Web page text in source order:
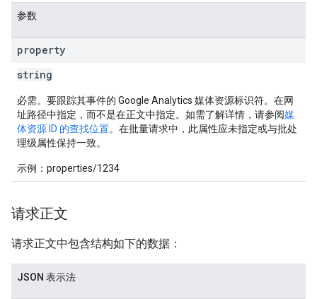
参数
property
string
必需。要跟踪其事件的 Google Analytics 媒体资源标识符。在网
址路径中指定，而不是在正文中指定。如需了解详情，请参阅媒
体资源 ID 的查找位置。在批量请求中，此属性应未指定或与批处
理级属性保持一致。
示例：properties/1234
请求正文
请求正文中包含结构如下的数据：
JSON 表示法